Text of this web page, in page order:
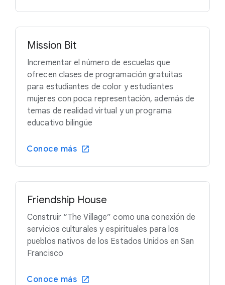
Mission Bit
Incrementar el número de escuelas que
ofrecen clases de programación gratuitas
para estudiantes de color y estudiantes
mujeres con poca representación, además de
temas de realidad virtual y un programa
educativo bilingüe
Conoce más
Friendship House
Construir “The Village” como una conexión de
servicios culturales y espirituales para los
pueblos nativos de los Estados Unidos en San
Francisco
Conoce más